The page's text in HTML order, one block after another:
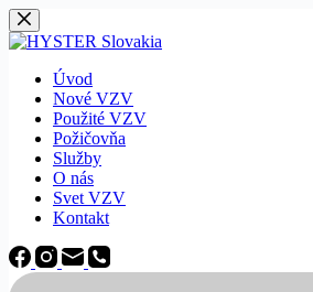
Späť
na
Úvod
Nové VZV
Použité VZV
Požičovňa
Služby
O nás
Svet VZV
Kontakt